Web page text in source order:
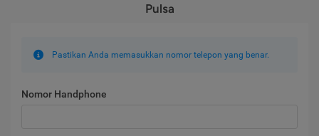
Pulsa
Pastikan Anda memasukkan nomor telepon yang benar.
Nomor Handphone